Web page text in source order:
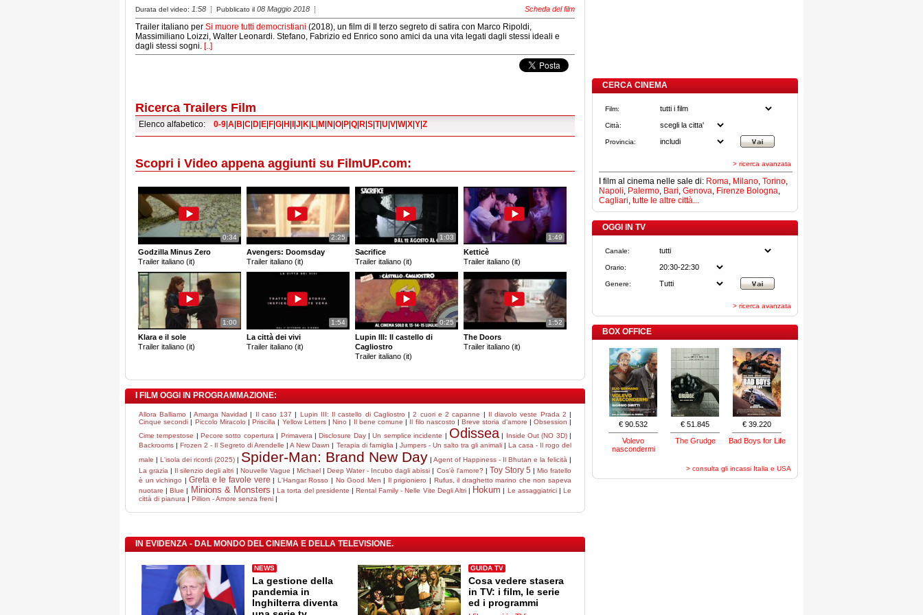
Durata del video: 1:58 Pubblicato il 08 Maggio 2018 Scheda del film
Trailer italiano per Si muore tutti democristiani (2018), un film di Il terzo segreto di satira con Marco Ripoldi,
Massimiliano Loizzi, Walter Leonardi. Stefano, Fabrizio ed Enrico sono amici da una vita legati dagli stessi ideali e
dagli stessi sogni. [..]
Ricerca Trailers Film
Elenco alfabetico: 0-9|A|B|C|D|E|F|G|H|I|J|K|L|M|N|O|P|Q|R|S|T|U|V|W|X|Y|Z
Scopri i Video appena aggiunti su FilmUP.com:
0:34
Godzilla Minus Zero
Trailer italiano (it)
2:25
Avengers: Doomsday
Trailer italiano (it)
1:03
Sacrifice
Trailer italiano (it)
1:49
Ketticè
Trailer italiano (it)
1:00
Klara e il sole
Trailer italiano (it)
1:54
La città dei vivi
Trailer italiano (it)
0:25
Lupin III: Il castello di
Cagliostro
Trailer italiano (it)
1:52
The Doors
Trailer italiano (it)
I FILM OGGI IN PROGRAMMAZIONE:
Allora Balliamo | Amarga Navidad | Il caso 137 | Lupin III: Il castello di Cagliostro |2 cuori e 2 capanne | Il diavolo veste Prada 2 |
Cinque secondi | Piccolo Miracolo |Priscilla | Yellow Letters|Nino | Il bene comune | Il filo nascosto |Breve storia d'amore | Obsession |
Cime tempestose |Pecore sotto copertura | Primavera |Disclosure Day|Un semplice incidente | Odissea| Inside Out (NO 3D)|
Backrooms |Frozen 2 - Il Segreto di Arendelle |A New Dawn | Terapia di famiglia | Jumpers - Un salto tra gli animali| La casa - Il rogo del
male | L'isola dei ricordi (2025) | Spider-Man: Brand New Day | Agent of Happiness - Il Bhutan e la felicità |
La grazia | Il silenzio degli altri | Nouvelle Vague | Michael| Deep Water - Incubo dagli abissi | Cos'è l'amore? | Toy Story 5 |Mio fratello
è un vichingo |Greta e le favole vere | L'Hangar Rosso | No Good Men | Il prigioniero | Rufus, il draghetto marino che non sapeva
nuotare |Blue | Minions & Monsters |La torta del presidente |Rental Family - Nelle Vite Degli Altri| Hokum | Le assaggiatrici|Le
città di pianura | Pillion - Amore senza freni |
IN EVIDENZA - DAL MONDO DEL CINEMA E DELLA TELEVISIONE.
NEWS
La gestione della
pandemia in
Inghilterra diventa
GUIDA TV
Cosa vedere stasera
in TV: i film, le serie
ed i programmi
CERCA CINEMA
Film:
Città:
Provincia:
> ricerca avanzata
I film al cinema nelle sale di: Roma, Milano, Torino,
Napoli, Palermo, Bari, Genova, Firenze Bologna,
Cagliari, tutte le altre città...
OGGI IN TV
Canale:
Orario:
Genere:
> ricerca avanzata
BOX OFFICE
€ 90.532
Volevo
nascondermi
€ 51.845
The Grudge
€ 39.220
Bad Boys for Life
> consulta gli incassi Italia e USA